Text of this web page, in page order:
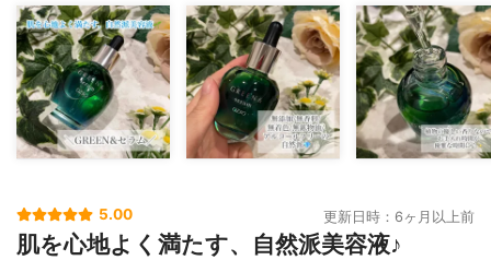
5.00 更新日時：6ヶ月以上前
肌を心地よく満たす、自然派美容液♪